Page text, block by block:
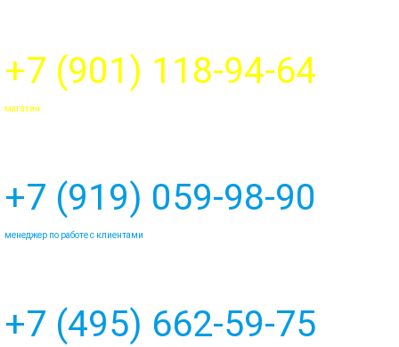
+7 (901) 118-94-64
магазин
+7 (919) 059-98-90
менеджер по работе с клиентами
+7 (495) 662-59-75